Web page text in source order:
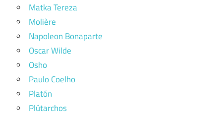
Matka Tereza
Molière
Napoleon Bonaparte
Oscar Wilde
Osho
Paulo Coelho
Platón
Plútarchos